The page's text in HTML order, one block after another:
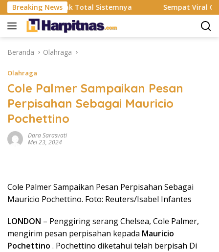
Langsung
ke
konten
Breaking News
Resmi Rombak Total Sistemnya Sempat Viral Gaya
Beranda Olahraga
Olahraga
Cole Palmer Sampaikan Pesan
Perpisahan Sebagai Mauricio
Pochettino
Dara Sarasvati
Mei 23, 2024
Cole Palmer Sampaikan Pesan Perpisahan Sebagai
Mauricio Pochettino. Foto: Reuters/Isabel Infantes
LONDON – Penggiring serang Chelsea, Cole Palmer,
mengirim pesan perpisahan kepada Mauricio
Pochettino . Pochettino diketahui telah berpisah Di